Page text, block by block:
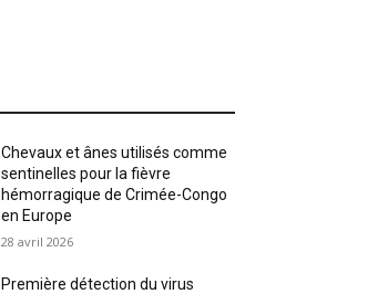
Chevaux et ânes utilisés comme
sentinelles pour la fièvre
hémorragique de Crimée-Congo
en Europe
28 avril 2026
Première détection du virus